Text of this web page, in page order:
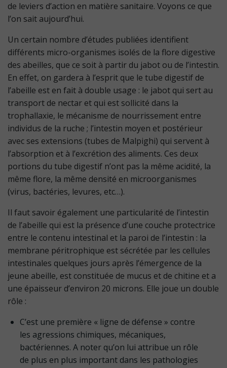
de leviers d’action en matière sanitaire. Voyons ce que
l’on sait aujourd’hui.
Un certain nombre d’études publiées identifient
différents micro-organismes isolés de la flore digestive
des abeilles, que ce soit à partir du jabot ou de l’intestin.
En effet, on gardera à l’esprit que le tube digestif de
l’abeille est en fait à double usage : le jabot qui sert au
transport de nectar et qui est sollicité dans la
trophallaxie, le mécanisme de nourrissement entre
individus de la ruche ; l’intestin moyen et postérieur
avec ses extensions (tubes de Malpighi) qui servent à
l’absorption et à l’excrétion des aliments. Ces deux
portions du tube digestif n’ont pas la même acidité, la
même flore, la même densité en microorganismes
(virus, bactéries, levures, etc…).
Il faut savoir également une particularité de l’intestin
de l’abeille qui est la présence d’une couche protectrice
entre le contenu intestinal et la paroi de l’intestin : la
membrane péritrophique est sécrétée par les cellules
intestinales quelques jours après l’émergence de la
jeune abeille, est constituée de mucus et de chitine et a
une épaisseur d’environ 20 microns. Elle joue un double
rôle :
C’est une première « ligne de défense » contre
les agressions chimiques, mécaniques,
bactériennes. A noter qu’on lui attribue un rôle
de plus en plus important dans les pathologies